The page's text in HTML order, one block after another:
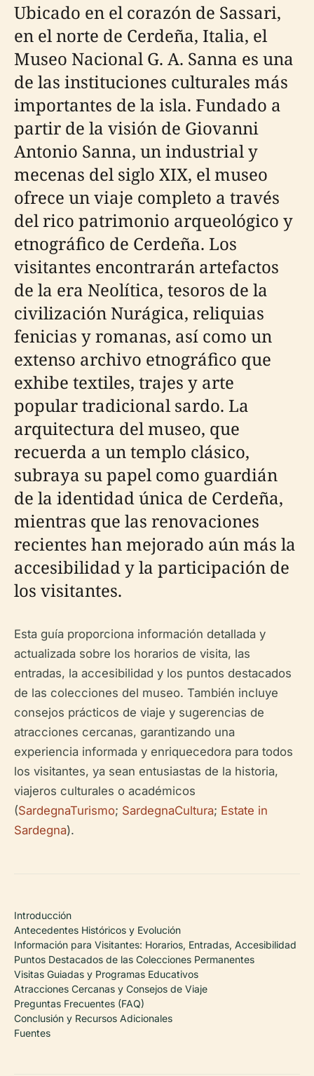
Ubicado en el corazón de Sassari,
en el norte de Cerdeña, Italia, el
Museo Nacional G. A. Sanna es una
de las instituciones culturales más
importantes de la isla. Fundado a
partir de la visión de Giovanni
Antonio Sanna, un industrial y
mecenas del siglo XIX, el museo
ofrece un viaje completo a través
del rico patrimonio arqueológico y
etnográfico de Cerdeña. Los
visitantes encontrarán artefactos
de la era Neolítica, tesoros de la
civilización Nurágica, reliquias
fenicias y romanas, así como un
extenso archivo etnográfico que
exhibe textiles, trajes y arte
popular tradicional sardo. La
arquitectura del museo, que
recuerda a un templo clásico,
subraya su papel como guardián
de la identidad única de Cerdeña,
mientras que las renovaciones
recientes han mejorado aún más la
accesibilidad y la participación de
los visitantes.
Esta guía proporciona información detallada y
actualizada sobre los horarios de visita, las
entradas, la accesibilidad y los puntos destacados
de las colecciones del museo. También incluye
consejos prácticos de viaje y sugerencias de
atracciones cercanas, garantizando una
experiencia informada y enriquecedora para todos
los visitantes, ya sean entusiastas de la historia,
viajeros culturales o académicos
(SardegnaTurismo; SardegnaCultura; Estate in
Sardegna).
Introducción
Antecedentes Históricos y Evolución
Información para Visitantes: Horarios, Entradas, Accesibilidad
Puntos Destacados de las Colecciones Permanentes
Visitas Guiadas y Programas Educativos
Atracciones Cercanas y Consejos de Viaje
Preguntas Frecuentes (FAQ)
Conclusión y Recursos Adicionales
Fuentes